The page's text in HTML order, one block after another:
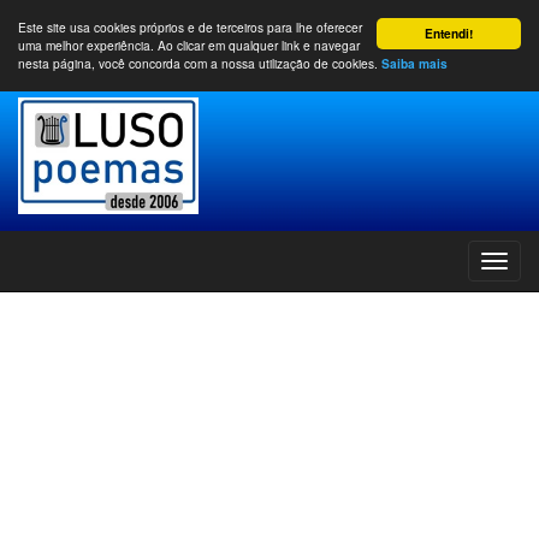
Entendi!
Este site usa cookies próprios e de terceiros para lhe oferecer
uma melhor experiência. Ao clicar em qualquer link e navegar
nesta página, você concorda com a nossa utilização de cookies. Saiba mais